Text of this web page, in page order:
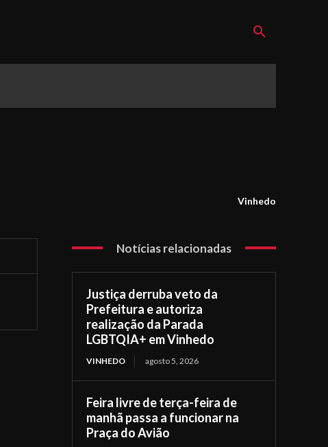
Vinhedo
Notícias relacionadas
Justiça derruba veto da
Prefeitura e autoriza
realização da Parada
LGBTQIA+ em Vinhedo
VINHEDO agosto 5, 2026
Feira livre de terça-feira de
manhã passa a funcionar na
Praça do Avião